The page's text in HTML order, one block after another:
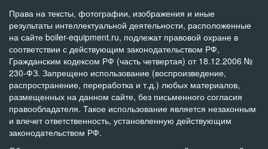
Права на тексты, фотографии, изображения и иные
результаты интеллектуальной деятельности, расположенные
на сайте boiler-equipment.ru, подлежат правовой охране в
соответствии с действующим законодательством РФ,
Гражданским кодексом РФ (часть четвертая) от 18.12.2006 №
230-ФЗ. Запрещено использование (воспроизведение,
распространение, переработка и т.д.) любых материалов,
размещенных на данном сайте, без письменного согласия
правообладателя. Такое использование является незаконным
и влечет ответственность, установленную действующим
законодательством РФ.